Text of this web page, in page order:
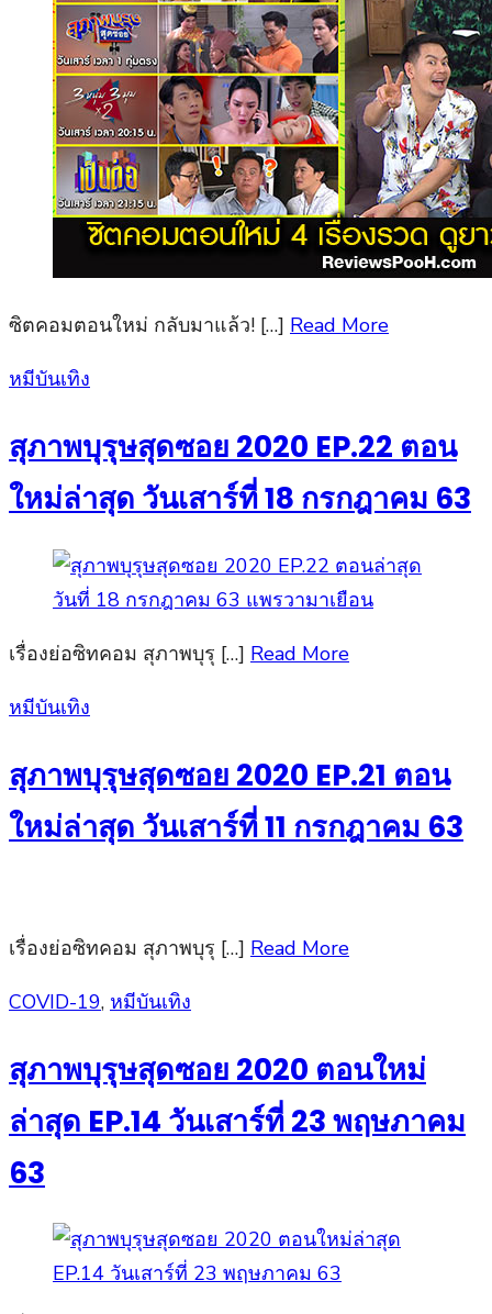
ซิตคอมตอนใหม่ กลับมาแล้ว! […] Read More
Posted
หมีบันเทิง
สุภาพบุรุษสุดซอย 2020 EP.22 ตอน
ใหม่ล่าสุด วันเสาร์ที่ 18 กรกฎาคม 63
เรื่องย่อซิทคอม สุภาพบุรุ […] Read More
Posted
หมีบันเทิง
สุภาพบุรุษสุดซอย 2020 EP.21 ตอน
ใหม่ล่าสุด วันเสาร์ที่ 11 กรกฎาคม 63
เรื่องย่อซิทคอม สุภาพบุรุ […] Read More
Posted
COVID-19, หมีบันเทิง
สุภาพบุรุษสุดซอย 2020 ตอนใหม่
ล่าสุด EP.14 วันเสาร์ที่ 23 พฤษภาคม
63